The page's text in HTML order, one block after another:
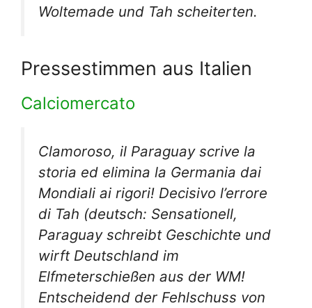
Woltemade und Tah scheiterten.
Pressestimmen aus Italien
Calciomercato
Clamoroso, il Paraguay scrive la
storia ed elimina la Germania dai
Mondiali ai rigori! Decisivo l’errore
di Tah (deutsch: Sensationell,
Paraguay schreibt Geschichte und
wirft Deutschland im
Elfmeterschießen aus der WM!
Entscheidend der Fehlschuss von